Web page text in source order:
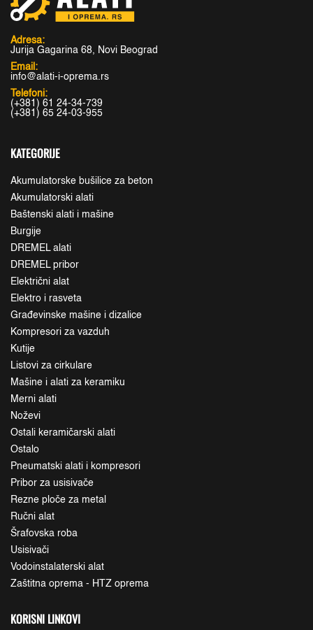
Adresa:
Jurija Gagarina 68, Novi Beograd
Email:
info@alati-i-oprema.rs
Telefoni:
(+381) 61 24-34-739
(+381) 65 24-03-955
KATEGORIJE
Akumulatorske bušilice za beton
Akumulatorski alati
Baštenski alati i mašine
Burgije
DREMEL alati
DREMEL pribor
Električni alat
Elektro i rasveta
Građevinske mašine i dizalice
Kompresori za vazduh
Kutije
Listovi za cirkulare
Mašine i alati za keramiku
Merni alati
Noževi
Ostali keramičarski alati
Ostalo
Pneumatski alati i kompresori
Pribor za usisivače
Rezne ploče za metal
Ručni alat
Šrafovska roba
Usisivači
Vodoinstalaterski alat
Zaštitna oprema - HTZ oprema
KORISNI LINKOVI